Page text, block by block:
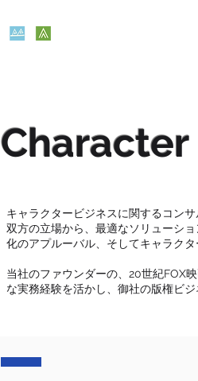
キャラクタービジネスに関するコン
双方の立場から、最適なソリューシ
化のアプルーバル、そしてキャラク
当社のファウンダーの、20世紀FOX
な実務経験を活かし、御社の版権ビジ